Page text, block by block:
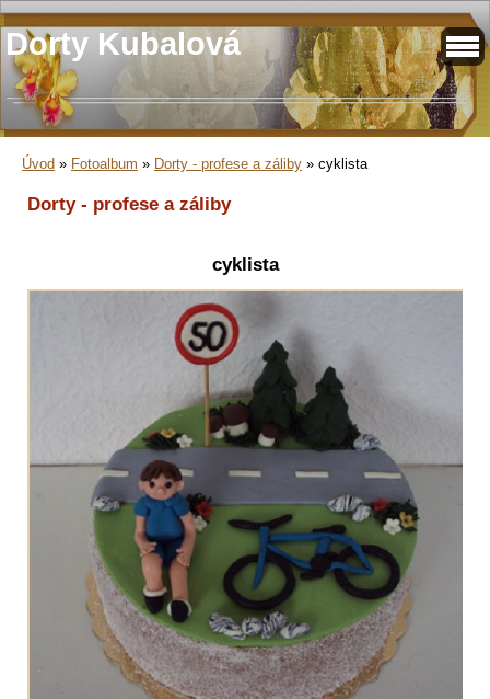
Dorty Kubalová
Úvod » Fotoalbum » Dorty - profese a záliby » cyklista
Dorty - profese a záliby
cyklista